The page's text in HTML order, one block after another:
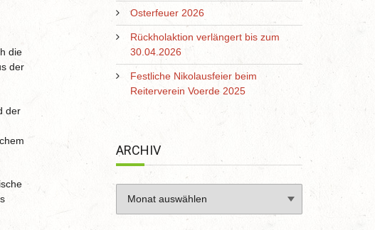
die
der
der
Osterfeuer 2026
Rückholaktion verlängert bis zum
30.04.2026
Festliche Nikolausfeier beim
Reiterverein Voerde 2025
ARCHIV